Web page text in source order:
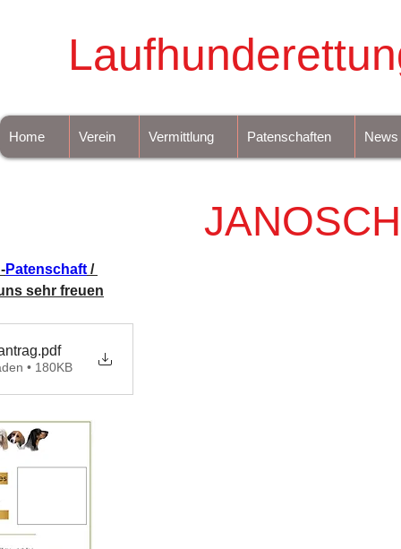
Home Verein Vermittlung Patenschaften News
JANOSCH
Patenschaft /
sehr freuen
.pdf
• 180KB